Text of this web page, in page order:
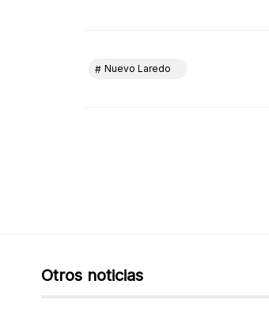
Nuevo Laredo
Otros noticias